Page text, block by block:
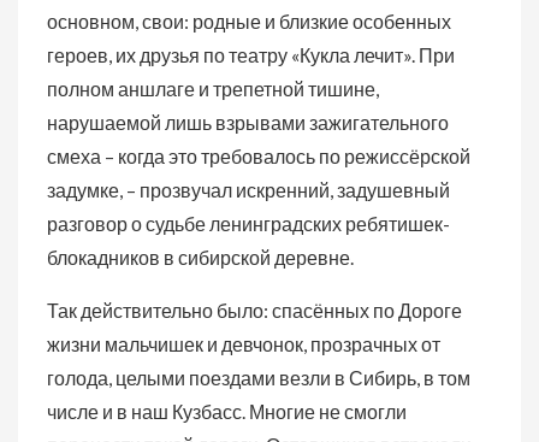
основном, свои: родные и близкие особенных
героев, их друзья по театру «Кукла лечит». При
полном аншлаге и трепетной тишине,
нарушаемой лишь взрывами зажигательного
смеха – когда это требовалось по режиссёрской
задумке, – прозвучал искренний, задушевный
разговор о судьбе ленинградских ребятишек-
блокадников в сибирской деревне.
Так действительно было: спасённых по Дороге
жизни мальчишек и девчонок, прозрачных от
голода, целыми поездами везли в Сибирь, в том
числе и в наш Кузбасс. Многие не смогли